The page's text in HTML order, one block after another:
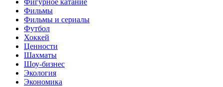
Фигурное катание
Фильмы
Фильмы и сериалы
Футбол
Хоккей
Ценности
Шахматы
Шоу-бизнес
Экология
Экономика